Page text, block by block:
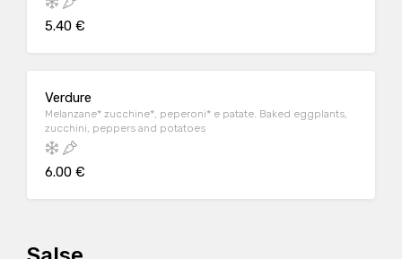
5.40 €
Verdure
Melanzane* zucchine*, peperoni* e patate. Baked eggplants,
zucchini, peppers and potatoes
6.00 €